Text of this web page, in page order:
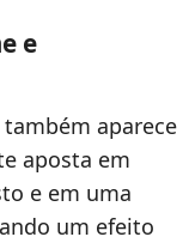
e
aparece
aposta em
e em uma
um efeito